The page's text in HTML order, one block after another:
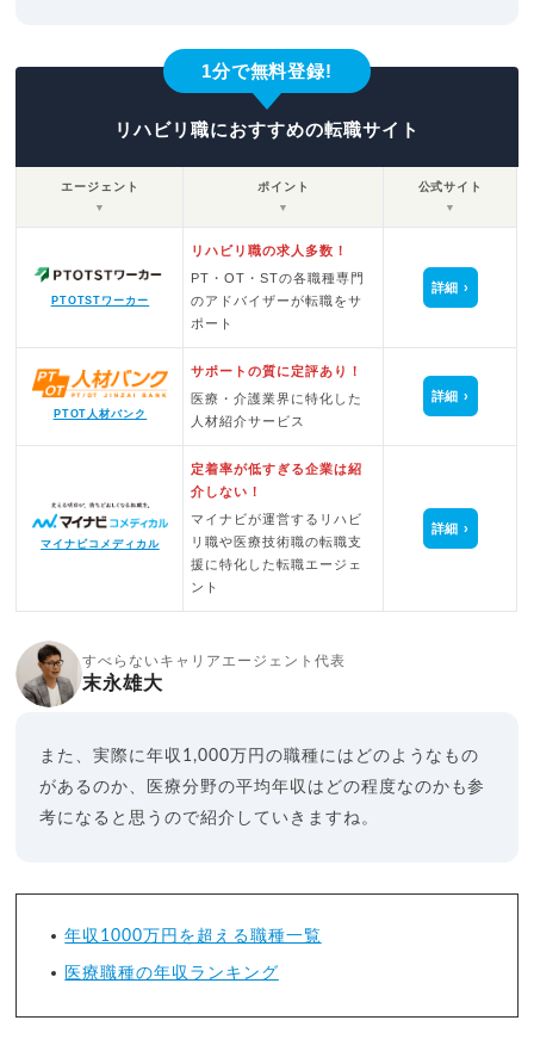
1分で無料登録!
リハビリ職におすすめの転職サイト
エージェント
▼
ポイント
▼
公式サイト
▼
PTOTSTワーカー
リハビリ職の求人多数！
PT・OT・STの各職種専門
のアドバイザーが転職をサ
ポート
詳細
PTOT人材バンク
サポートの質に定評あり！
医療・介護業界に特化した
人材紹介サービス
詳細
マイナビコメディカル
定着率が低すぎる企業は紹
介しない！
マイナビが運営するリハビ
リ職や医療技術職の転職支
援に特化した転職エージェ
ント
詳細
すべらないキャリアエージェント代表
末永雄大
また、実際に年収1,000万円の職種にはどのようなもの
があるのか、医療分野の平均年収はどの程度なのかも参
考になると思うので紹介していきますね。
年収1000万円を超える職種一覧
医療職種の年収ランキング